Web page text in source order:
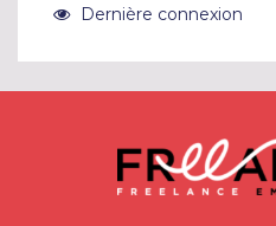
Dernière connexion